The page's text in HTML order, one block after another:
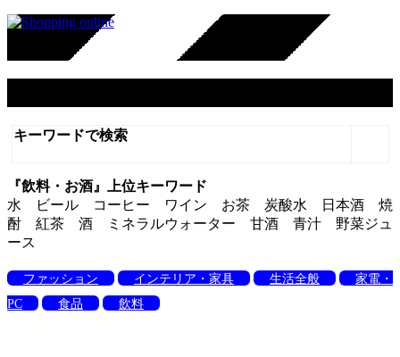
キーワードで検索
『飲料・お酒』上位キーワード
水 ビール コーヒー ワイン お茶 炭酸水 日本酒 焼
酎 紅茶 酒 ミネラルウォーター 甘酒 青汁 野菜ジュ
ース
ファッション インテリア・家具 生活全般
家電・
PC
食品 飲料